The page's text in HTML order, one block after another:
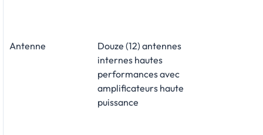
Antenne
Douze (12) antennes
internes hautes
performances avec
amplificateurs haute
puissance